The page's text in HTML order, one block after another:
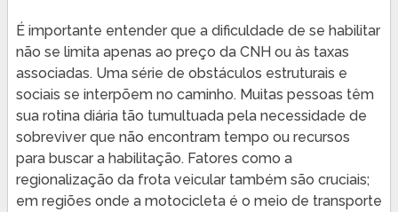
É importante entender que a dificuldade de se habilitar
não se limita apenas ao preço da CNH ou às taxas
associadas. Uma série de obstáculos estruturais e
sociais se interpõem no caminho. Muitas pessoas têm
sua rotina diária tão tumultuada pela necessidade de
sobreviver que não encontram tempo ou recursos
para buscar a habilitação. Fatores como a
regionalização da frota veicular também são cruciais;
em regiões onde a motocicleta é o meio de transporte